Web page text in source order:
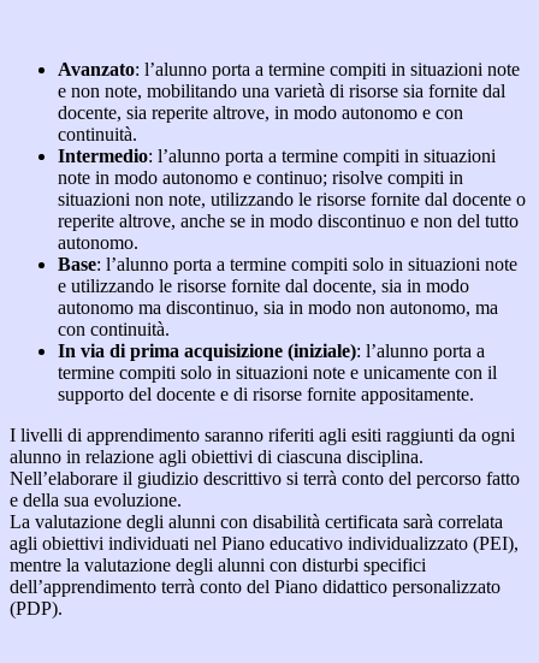
Avanzato: l’alunno porta a termine compiti in situazioni note
e non note, mobilitando una varietà di risorse sia fornite dal
docente, sia reperite altrove, in modo autonomo e con
continuità.
Intermedio: l’alunno porta a termine compiti in situazioni
note in modo autonomo e continuo; risolve compiti in
situazioni non note, utilizzando le risorse fornite dal docente o
reperite altrove, anche se in modo discontinuo e non del tutto
autonomo.
Base: l’alunno porta a termine compiti solo in situazioni note
e utilizzando le risorse fornite dal docente, sia in modo
autonomo ma discontinuo, sia in modo non autonomo, ma
con continuità.
In via di prima acquisizione (iniziale): l’alunno porta a
termine compiti solo in situazioni note e unicamente con il
supporto del docente e di risorse fornite appositamente.
I livelli di apprendimento saranno riferiti agli esiti raggiunti da ogni
alunno in relazione agli obiettivi di ciascuna disciplina.
Nell’elaborare il giudizio descrittivo si terrà conto del percorso fatto
e della sua evoluzione.
La valutazione degli alunni con disabilità certificata sarà correlata
agli obiettivi individuati nel Piano educativo individualizzato (PEI),
mentre la valutazione degli alunni con disturbi specifici
dell’apprendimento terrà conto del Piano didattico personalizzato
(PDP).